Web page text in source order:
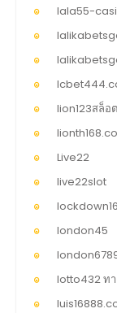
lala55-
lion123สล็อต
Live22
live22slot
london45
lotto432 ทา